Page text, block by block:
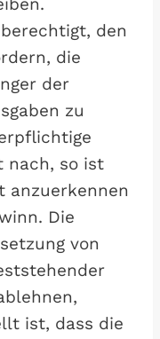
den
die
der
zu
nach, so ist
anzuerkennen
Die
von
ist, dass die